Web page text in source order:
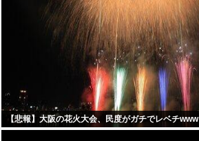
【悲報】大阪の花火大会、民度がガチでレベチwww